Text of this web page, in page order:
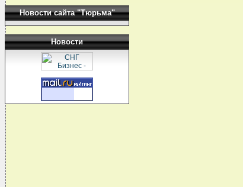
Новости сайта "Тюрьма"
Новости